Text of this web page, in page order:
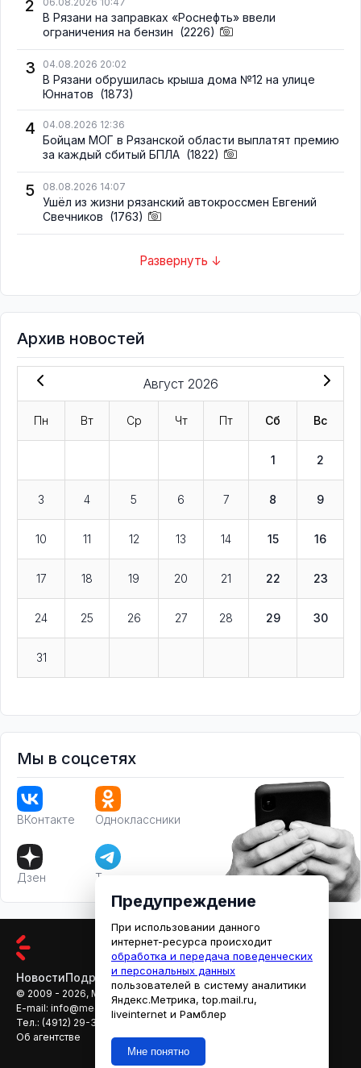
2
В Рязани на заправках «Роснефть» ввели
ограничения на бензин (2226)
3 04.08.2026 20:02
В Рязани обрушилась крыша дома №12 на улице
Юннатов (1873)
4 04.08.2026 12:36
Бойцам МОГ в Рязанской области выплатят премию
за каждый сбитый БПЛА (1822)
5 08.08.2026 14:07
Ушёл из жизни рязанский автокроссмен Евгений
Свечников (1763)
Развернуть ↓
Архив новостей
Август 2026
Пн Вт Ср Чт Пт Сб Вс
1 2
3 4 5 6 7 8 9
10 11 12 13 14 15 16
17 18 19 20 21 22 23
24 25 26 27 28 29 30
31
Мы в соцсетях
ВКонтакте Одноклассники
Дзен Телеграм
НовостиПодробностиАфишаКино
© 2009 - 2026, МЕДИАРЯЗАНЬ
E-mail: info@mediaryazan.ru
reklama@mediaryazan.ru
Тел.: (4912) 29-33-66
Об агентстве
Предупреждение
При использовании данного
интернет-ресурса происходит
обработка и передача поведенческих
и персональных данных
пользователей в систему аналитики
Яндекс.Метрика, top.mail.ru,
liveinternet и Рамблер
Мне понятно